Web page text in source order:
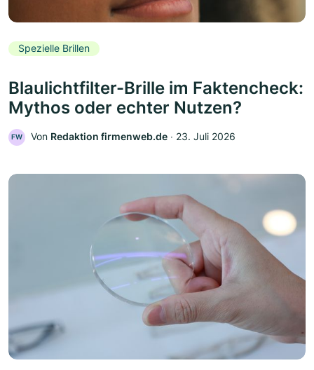
Spezielle Brillen
Blaulichtfilter-Brille im Faktencheck:
Mythos oder echter Nutzen?
FW Von Redaktion firmenweb.de ‧ 23. Juli 2026